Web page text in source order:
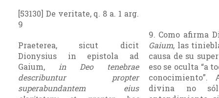
[53130] De veritate, q. 8 a. 1 arg.
9
Praeterea, sicut dicit
Dionysius in epistola ad
Gaium,
in Deo tenebrae
describuntur propter
superabundantem eius
9. Como afirma
Gaium, las
causa de su
eso se oculta “a
divina no